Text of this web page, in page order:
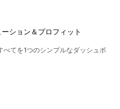
ション＆プロフィット
べてを1つのシンプルなダッシュボ